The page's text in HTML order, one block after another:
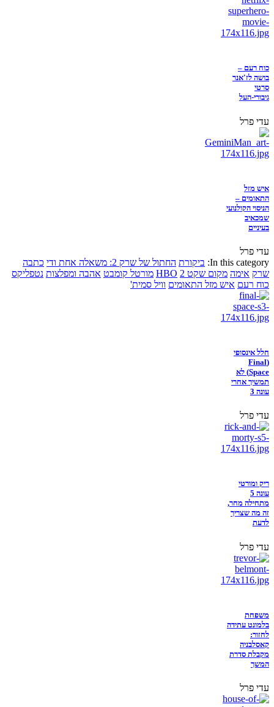
כוח רעם –
בושה לז'אנר
סרטי
גיבורי-העל
עדי פרל
איש מזל
התאומים –
הניסוי הקולנועי
שמכאיב
בעיניים
עדי פרל
In this category: ביקורת החתול של שרק 2: משאלה אחת ודי
כתבה
שרק אימה מקום שקט 2 HBO מורטל קומבט אהבה ומפלצות נטפליקס
כוח רעם איש מזל התאומים וויל סמית'
חלל אינסופי
(Final
Space) לא
תמשיך אחרי
עונה 3
עדי פרל
ריק ומורטי
עונה 5
מתחילה מחר,
זה מה שצריך
לדעת
עדי פרל
משפחת
בלמונט עתידה
לחזור:
קאסלבניה
מקבלת סדרת
המשך
עדי פרל